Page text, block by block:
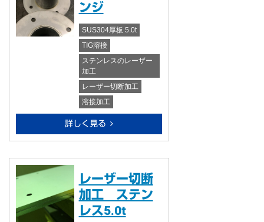
ンジ
SUS304厚板 5.0t
TIG溶接
ステンレスのレーザー
加工
レーザー切断加工
溶接加工
詳しく見る
レーザー切断
加工 ステン
レス5.0t